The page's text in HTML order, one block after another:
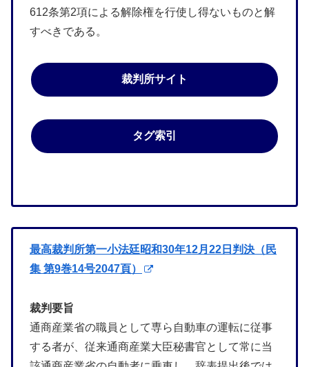
612条第2項による解除権を行使し得ないものと解
すべきである。
裁判所サイト
タグ索引
最高裁判所第一小法廷昭和30年12月22日判決（民
集 第9巻14号2047頁）
裁判要旨
通商産業省の職員として専ら自動車の運転に従事
する者が、従来通商産業大臣秘書官として常に当